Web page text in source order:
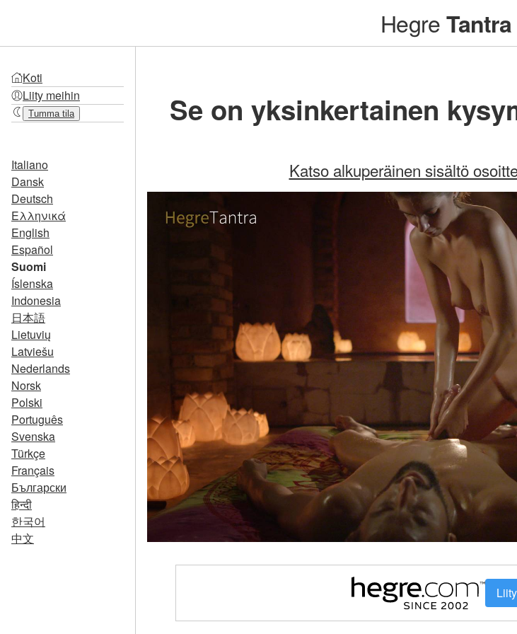
HegreTantra
Koti
Liity meihin
Tumma tila
Italiano
Dansk
Deutsch
Ελληνικά
English
Español
Suomi
Íslenska
Indonesia
日本語
Lietuvių
Latviešu
Nederlands
Norsk
Polski
Português
Svenska
Türkçe
Français
Български
हिन्दी
한국어
中文
Se on yksinkertainen
Katso alkuperäinen sisältö